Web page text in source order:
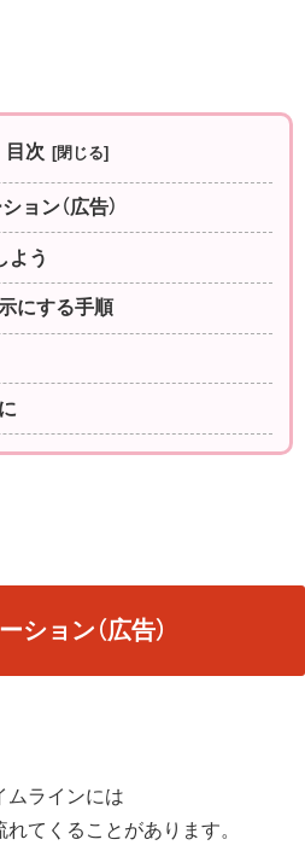
目次
ョン（広告）
よう
にする手順
ョン（広告）
ムラインには
れてくることがあります。